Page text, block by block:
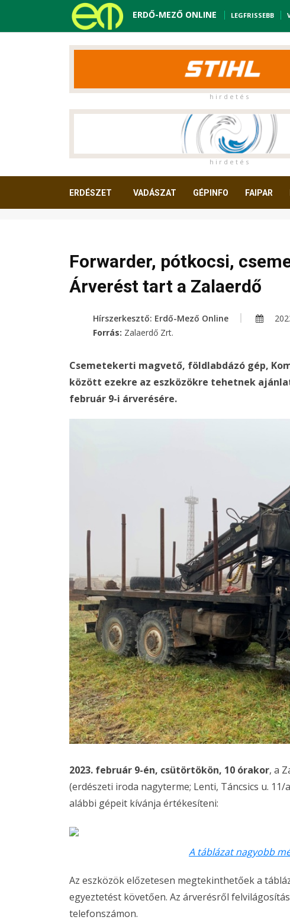
ERDŐ-MEZŐ ONLINE LEGFRISSEBB
h i r d e t é s
h i r d e t é s
ERDÉSZET VADÁSZAT GÉPINFO FAIPAR
Forwarder, pótkocsi,
Árverést tart a Zalaerdő
Hírszerkesztő: Erdő-Mező Online
Forrás: Zalaerdő Zrt.
Csemetekerti magvető, földlabdázó gép,
között ezekre az eszközökre tehetnek
február 9-i árverésére.
2023. február 9-én, csütörtökön, 10 órakor, a
(erdészeti iroda nagyterme; Lenti, Táncsics u.
alábbi gépeit kívánja értékesíteni:
A táblázat nagyobb
Az eszközök előzetesen megtekinthetőek a
egyeztetést követően. Az árverésről
telefonszámon.